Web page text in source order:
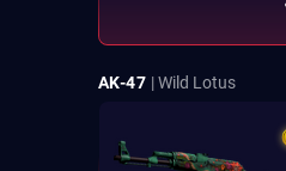
AK-47 | Wild Lotus